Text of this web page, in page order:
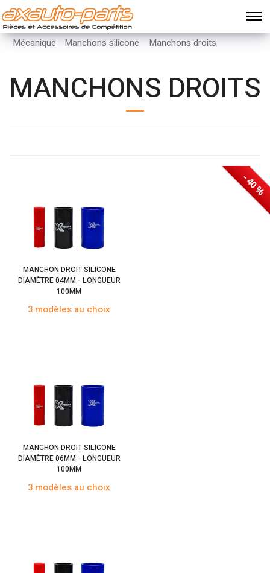
Mécanique Manchons silicone Manchons droits
MANCHONS DROITS
MANCHON DROIT SILICONE
DIAMÈTRE 04MM - LONGUEUR
100MM
3 modèles au choix
MANCHON DROIT SILICONE
DIAMÈTRE 06MM - LONGUEUR
100MM
3 modèles au choix
- 40 %
- 40 %